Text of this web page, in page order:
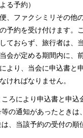
る予約）
、ファクシミリその他
予約を受け付けます。
ておらず、旅行者は、
会が定める期間内に、
より、当会に申込書と
ければなりません。
ろにより申込書と申込
の通知があったときは
、当該予約の受付の順